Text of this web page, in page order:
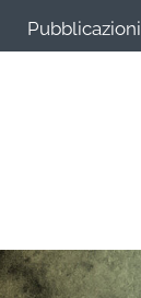
Pubblicazioni